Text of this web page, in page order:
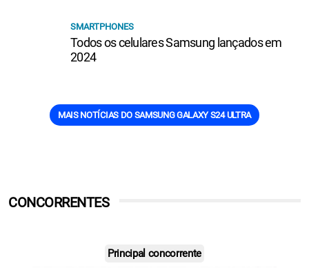
SMARTPHONES
Todos os celulares Samsung lançados em
2024
MAIS NOTÍCIAS DO SAMSUNG GALAXY S24 ULTRA
CONCORRENTES
Principal concorrente